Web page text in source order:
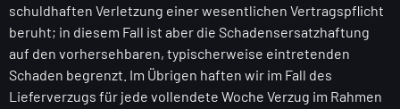
schuldhaften Verletzung einer wesentlichen Vertragspflicht
beruht; in diesem Fall ist aber die Schadensersatzhaftung
auf den vorhersehbaren, typischerweise eintretenden
Schaden begrenzt. Im Übrigen haften wir im Fall des
Lieferverzugs für jede vollendete Woche Verzug im Rahmen